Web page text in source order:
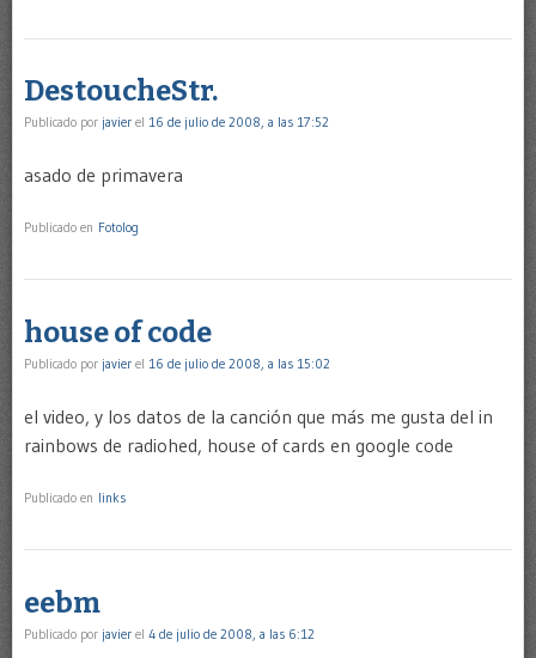
DestoucheStr.
Publicado por javier el 16 de julio de 2008, a las 17:52
asado de primavera
Publicado en Fotolog
house of code
Publicado por javier el 16 de julio de 2008, a las 15:02
el video, y los datos de la canción que más me gusta del in
rainbows de radiohed, house of cards en google code
Publicado en links
eebm
Publicado por javier el 4 de julio de 2008, a las 6:12